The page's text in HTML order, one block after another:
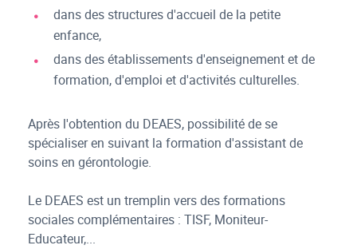
dans des structures d'accueil de la petite
enfance,
dans des établissements d'enseignement et de
formation, d'emploi et d'activités culturelles.
Après l'obtention du DEAES, possibilité de se
spécialiser en suivant la formation d'assistant de
soins en gérontologie.
Le DEAES est un tremplin vers des formations
sociales complémentaires : TISF, Moniteur-
Educateur,...